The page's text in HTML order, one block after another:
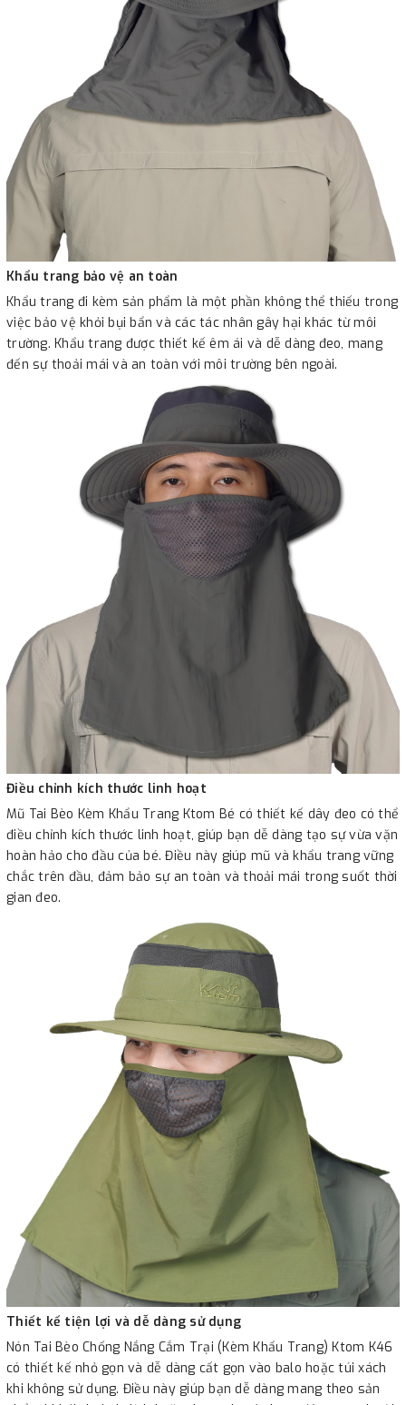
Khẩu trang bảo vệ an toàn
Khẩu trang đi kèm sản phẩm là một phần không thể thiếu trong
việc bảo vệ khỏi bụi bẩn và các tác nhân gây hại khác từ môi
trường. Khẩu trang được thiết kế êm ái và dễ dàng đeo, mang
đến sự thoải mái và an toàn với môi trường bên ngoài.
Điều chỉnh kích thước linh hoạt
Mũ Tai Bèo Kèm Khẩu Trang Ktom Bé có thiết kế dây đeo có thể
điều chỉnh kích thước linh hoạt, giúp bạn dễ dàng tạo sự vừa vặn
hoàn hảo cho đầu của bé. Điều này giúp mũ và khẩu trang vững
chắc trên đầu, đảm bảo sự an toàn và thoải mái trong suốt thời
gian đeo.
Thiết kế tiện lợi và dễ dàng sử dụng
Nón Tai Bèo Chống Nắng Cắm Trại (Kèm Khẩu Trang) Ktom K46
có thiết kế nhỏ gọn và dễ dàng cất gọn vào balo hoặc túi xách
khi không sử dụng. Điều này giúp bạn dễ dàng mang theo sản